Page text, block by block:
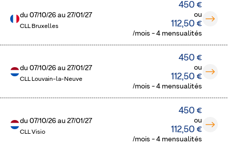
du07/10/26 au27/01/27
CLL Bruxelles
450 €
ou
112,50 €
/mois - 4 mensualités
du07/10/26 au27/01/27
CLL Louvain-la-Neuve
450 €
ou
112,50 €
/mois - 4 mensualités
du07/10/26 au27/01/27
CLL Visio
450 €
ou
112,50 €
/mois - 4 mensualités